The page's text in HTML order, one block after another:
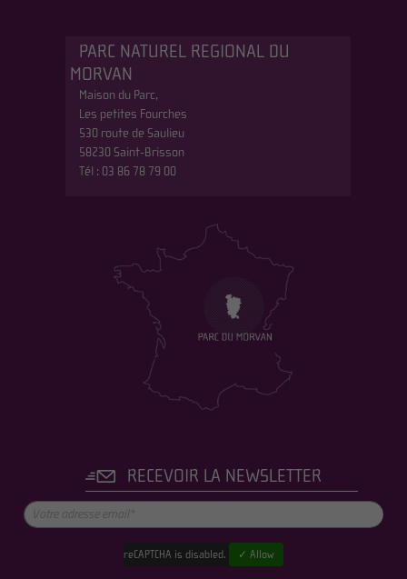
PARC NATUREL REGIONAL DU
MORVAN
Maison du Parc,
Les petites Fourches
530 route de Saulieu
58230 Saint-Brisson
Tél : 03 86 78 79 00
RECEVOIR LA NEWSLETTER
reCAPTCHA is disabled. ✓ Allow